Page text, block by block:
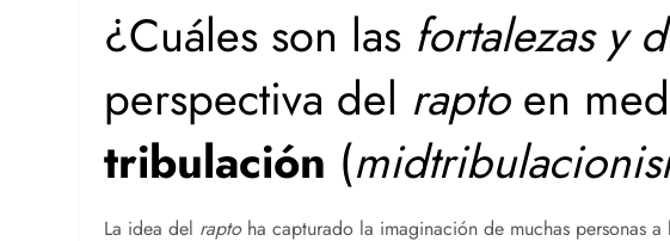
¿Cuáles son las fortalezas y
perspectiva del raptoen
tribulación (
La idea del raptoha capturado la imaginación de muchas personas